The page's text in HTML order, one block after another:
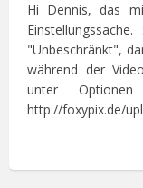
Hi Dennis, das
"Unbeschränkt",
während der
unter
http://foxypix.de/